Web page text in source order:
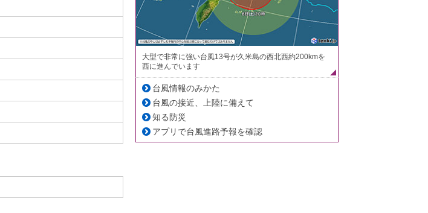
大型で非常に強い台風13号が久米島の西北西約200kmを
西に進んでいます
台風情報のみかた
台風の接近、上陸に備えて
知る防災
アプリで台風進路予報を確認